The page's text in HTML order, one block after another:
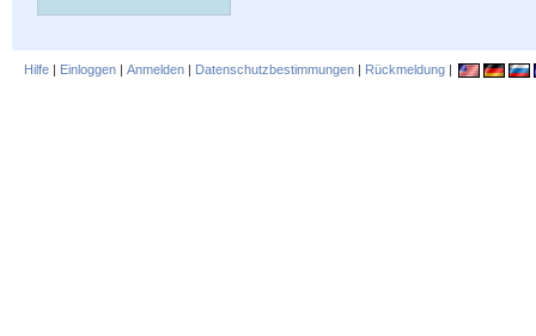
Hilfe | Einloggen | Anmelden | Datenschutzbestimmungen | Rückmeldung |